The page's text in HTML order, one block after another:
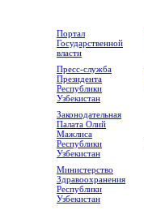
Портал
Государственной
власти
Пресс-служба
Президента
Республики
Узбекистан
Законодательная
Палата Олий
Мажлиса
Республики
Узбекистан
Министерство
Здравоохранения
Республики
Узбекистан